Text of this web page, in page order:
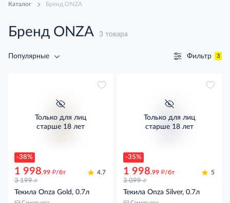
Каталог Бренд ONZA
Бренд ONZA 3 товара
Популярные Фильтр 3
-38%
Только для лиц
старше 18 лет
1 998.99 д/бт
3 199 д
4.7
Текила Onza Gold, 0.7л
-35%
Только для лиц
старше 18 лет
1 998.99 д/бт
3 099 д
5
Текила Onza Silver, 0.7л